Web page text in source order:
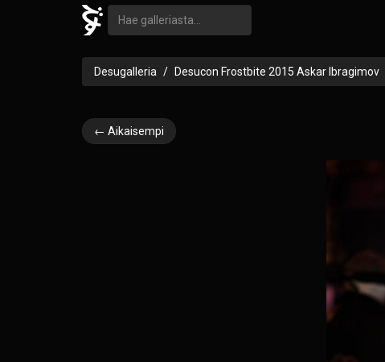
Desugalleria Desucon Frostbite 2015 Askar Ibragimov
← Aikaisempi